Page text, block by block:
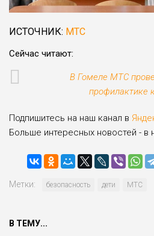
ИСТОЧНИК: МТС
Сейчас читают:
В Гомеле МТС
профилактике
Подпишитесь на наш канал в
Больше интересных новостей - в
Метки: безопасность дети МТС
В ТЕМУ...